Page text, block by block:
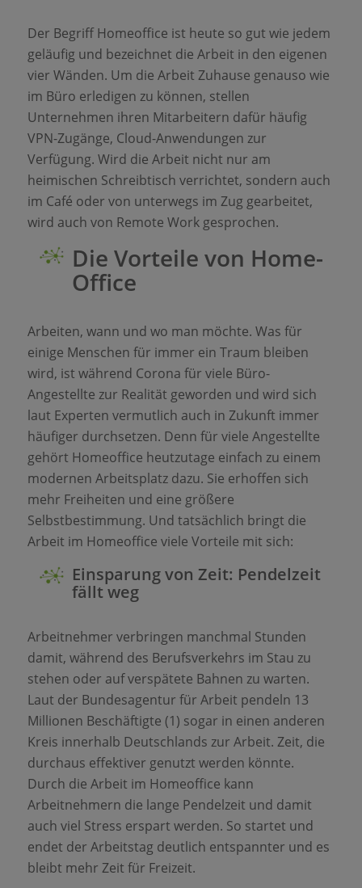
Der Begriff Homeoffice ist heute so gut wie jedem
geläufig und bezeichnet die Arbeit in den eigenen
vier Wänden. Um die Arbeit Zuhause genauso wie
im Büro erledigen zu können, stellen
Unternehmen ihren Mitarbeitern dafür häufig
VPN-Zugänge, Cloud-Anwendungen zur
Verfügung. Wird die Arbeit nicht nur am
heimischen Schreibtisch verrichtet, sondern auch
im Café oder von unterwegs im Zug gearbeitet,
wird auch von Remote Work gesprochen.
Die Vorteile von Home-
Office
Arbeiten, wann und wo man möchte. Was für
einige Menschen für immer ein Traum bleiben
wird, ist während Corona für viele Büro-
Angestellte zur Realität geworden und wird sich
laut Experten vermutlich auch in Zukunft immer
häufiger durchsetzen. Denn für viele Angestellte
gehört Homeoffice heutzutage einfach zu einem
modernen Arbeitsplatz dazu. Sie erhoffen sich
mehr Freiheiten und eine größere
Selbstbestimmung. Und tatsächlich bringt die
Arbeit im Homeoffice viele Vorteile mit sich:
Einsparung von Zeit: Pendelzeit
fällt weg
Arbeitnehmer verbringen manchmal Stunden
damit, während des Berufsverkehrs im Stau zu
stehen oder auf verspätete Bahnen zu warten.
Laut der Bundesagentur für Arbeit pendeln 13
Millionen Beschäftigte (1) sogar in einen anderen
Kreis innerhalb Deutschlands zur Arbeit. Zeit, die
durchaus effektiver genutzt werden könnte.
Durch die Arbeit im Homeoffice kann
Arbeitnehmern die lange Pendelzeit und damit
auch viel Stress erspart werden. So startet und
endet der Arbeitstag deutlich entspannter und es
bleibt mehr Zeit für Freizeit.